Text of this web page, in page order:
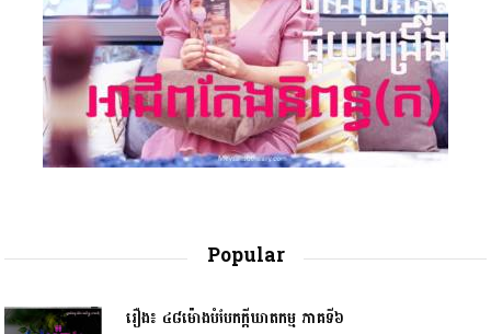
Popular
រឿង៖ ៤៨ម៉ោងបំបែកក្តីឃាតកម្ម ភាគទី៦